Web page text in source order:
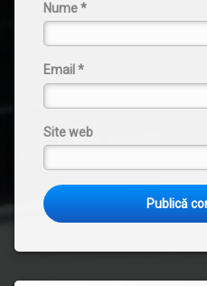
Nume*
Email *
Site web